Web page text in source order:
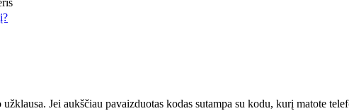
Jei aukščiau pavaizduotas kodas sutampa su kodu, kurį matote